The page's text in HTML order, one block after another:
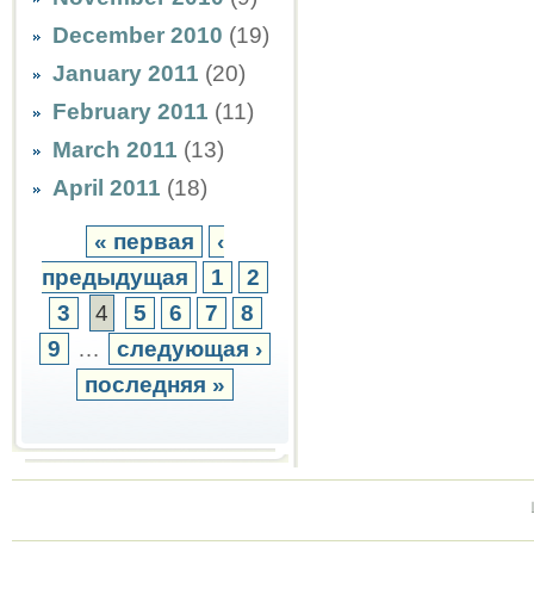
December 2010 (19)
January 2011 (20)
February 2011 (11)
March 2011 (13)
April 2011 (18)
« первая
‹
предыдущая
1
2
3
4 5 6 7
8
9
…
следующая ›
последняя »